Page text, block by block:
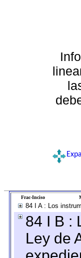
Frac-Inciso
84 I A : Los
84 I B :
Ley de